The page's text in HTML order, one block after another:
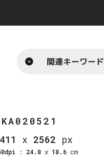
関連キーワード
x 2562 px
: 24.8 x 18.6 cm